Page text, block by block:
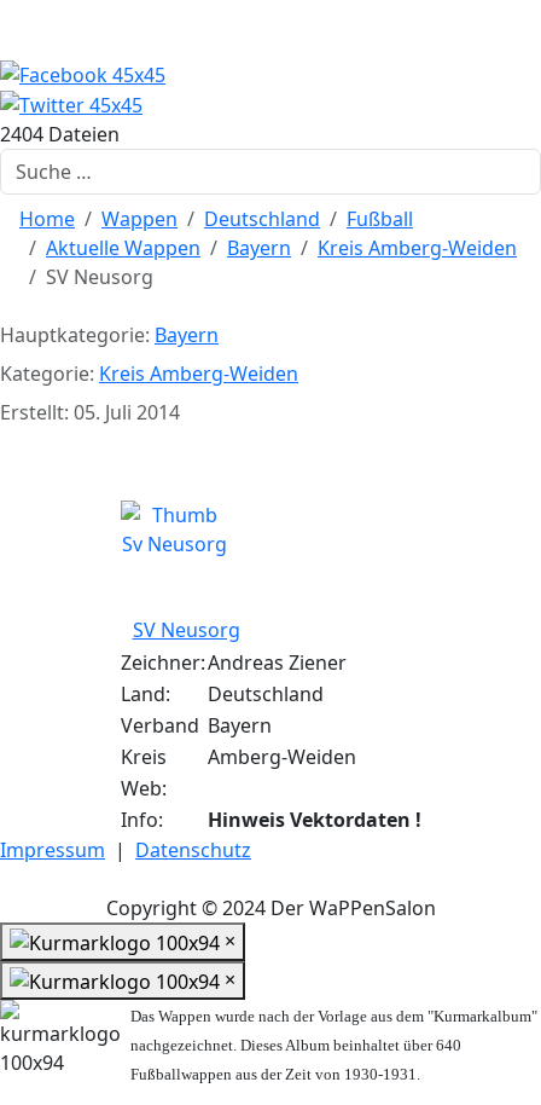
2404 Dateien
Suchen
Home Wappen Deutschland
Fußball
Aktuelle Wappen
Bayern
Kreis Amberg-Weiden
SV Neusorg
Hauptkategorie: Bayern
Kategorie: Kreis Amberg-Weiden
Erstellt: 05. Juli 2014
SV Neusorg
Zeichner:Andreas Ziener
Land:
Deutschland
Verband Bayern
Kreis
Amberg-Weiden
Web:
Info:
Hinweis Vektordaten !
Impressum | Datenschutz
Copyright © 2024 Der WaPPenSalon
×
×
Das Wappen wurde nach der Vorlage aus dem "Kurmarkalbum"
nachgezeichnet. Dieses Album beinhaltet über 640
Fußballwappen aus der Zeit von 1930-1931.